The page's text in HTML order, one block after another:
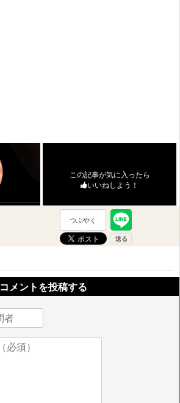
この記事が気に入ったら
いいねしよう！
つぶやく
コメントを投稿する